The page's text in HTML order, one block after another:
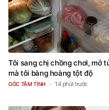
Tôi sang chị chồng chơi, mở
mà tôi bàng hoàng tột độ
GÓC TÂM TÌNH 14 phút trước